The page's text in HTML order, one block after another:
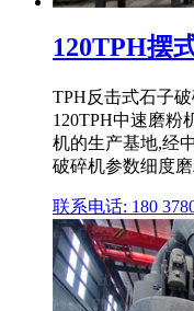
120TPH摆
TPH反击式石子
120TPH中速磨粉
机的生产基地,经
破碎机参数细度
联系电话: 180